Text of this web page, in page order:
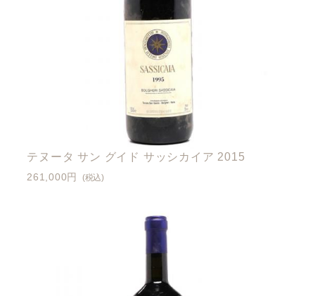
テヌータ サン グイド サッシカイア 2015
261,000円 (税込)